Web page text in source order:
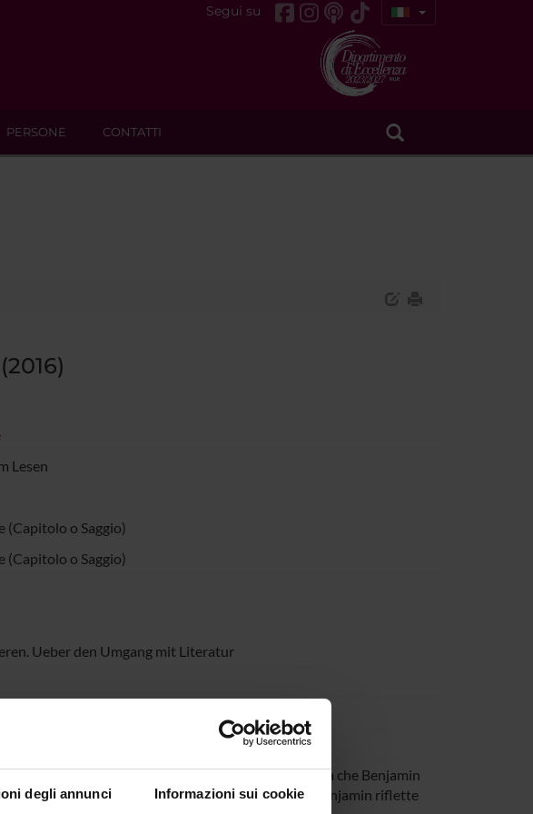
degli annunci Informazioni sui cookie
Segui su
PERSONE CONTATTI
Lesen
o Saggio)
o Saggio)
Ueber den Umgang mit Literatur
della lettura così come emerge in una lettera che Benjamin
lager francese nel 1939. Riguarda un sogno in cui Benjamin riflette